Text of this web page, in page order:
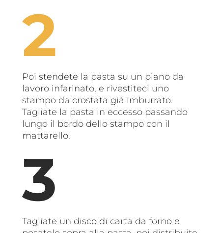
Poi stendete la pasta su un piano da
lavoro infarinato, e rivestiteci uno
stampo da crostata già imburrato.
Tagliate la pasta in eccesso passando
lungo il bordo dello stampo con il
mattarello.
Tagliate un disco di carta da forno e